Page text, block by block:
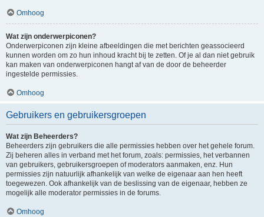
Omhoog
Wat zijn onderwerpiconen?
Onderwerpiconen zijn kleine afbeeldingen die met berichten geassocieerd
kunnen worden om zo hun inhoud kracht bij te zetten. Of je al dan niet gebruik
kan maken van onderwerpiconen hangt af van de door de beheerder
ingestelde permissies.
Omhoog
Gebruikers en gebruikersgroepen
Wat zijn Beheerders?
Beheerders zijn gebruikers die alle permissies hebben over het gehele forum.
Zij beheren alles in verband met het forum, zoals: permissies, het verbannen
van gebruikers, gebruikersgroepen of moderators aanmaken, enz. Hun
permissies zijn natuurlijk afhankelijk van welke de eigenaar aan hen heeft
toegewezen. Ook afhankelijk van de beslissing van de eigenaar, hebben ze
mogelijk alle moderator permissies in de forums.
Omhoog